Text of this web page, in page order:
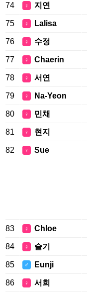
74 ♀ 지연
75 ♀ Lalisa
76 ♀ 수정
77 ♀ Chaerin
78 ♀ 서연
79 ♀ Na-Yeon
80 ♀ 민채
81 ♀ 현지
82 ♀ Sue
83 ♀ Chloe
84 ♀ 슬기
85 ♂ Eunji
86 ♀ 서희